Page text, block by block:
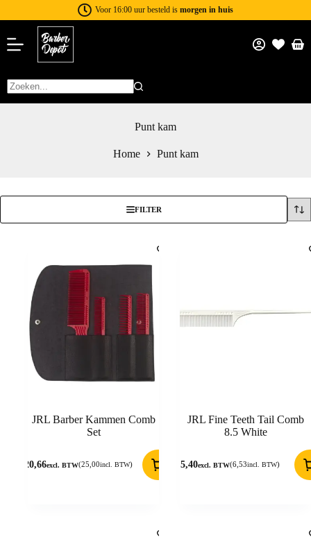
Voor 16:00 uur besteld is morgen in huis
Punt kam
Home Punt kam
FILTER
JRL Barber Kammen Comb
Set
20,66excl. BTW(25,00incl. BTW)
JRL Fine Teeth Tail Comb
8.5 White
5,40excl. BTW(6,53incl. BTW)